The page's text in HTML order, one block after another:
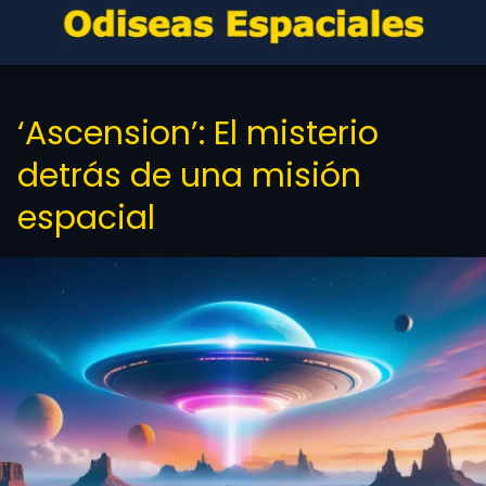
‘Ascension’: El misterio
detrás de una misión
espacial